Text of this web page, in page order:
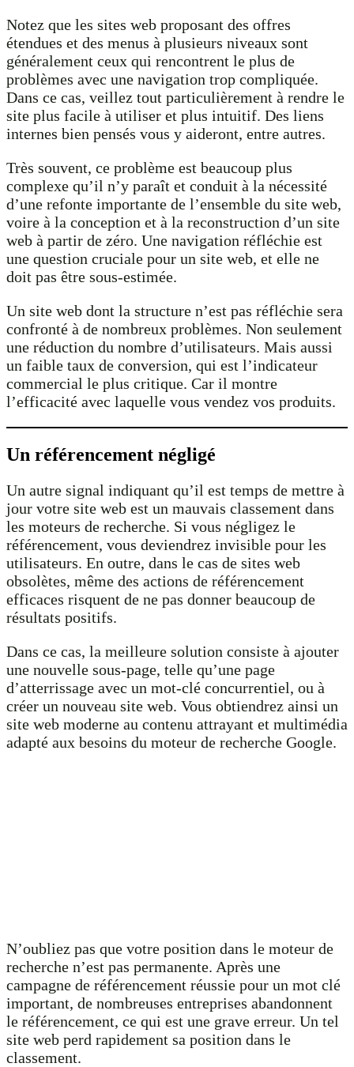
Notez que les sites web proposant des offres
étendues et des menus à plusieurs niveaux sont
généralement ceux qui rencontrent le plus de
problèmes avec une navigation trop compliquée.
Dans ce cas, veillez tout particulièrement à rendre le
site plus facile à utiliser et plus intuitif. Des liens
internes bien pensés vous y aideront, entre autres.
Très souvent, ce problème est beaucoup plus
complexe qu’il n’y paraît et conduit à la nécessité
d’une refonte importante de l’ensemble du site web,
voire à la conception et à la reconstruction d’un site
web à partir de zéro. Une navigation réfléchie est
une question cruciale pour un site web, et elle ne
doit pas être sous-estimée.
Un site web dont la structure n’est pas réfléchie sera
confronté à de nombreux problèmes. Non seulement
une réduction du nombre d’utilisateurs. Mais aussi
un faible taux de conversion, qui est l’indicateur
commercial le plus critique. Car il montre
l’efficacité avec laquelle vous vendez vos produits.
Un référencement négligé
Un autre signal indiquant qu’il est temps de mettre à
jour votre site web est un mauvais classement dans
les moteurs de recherche. Si vous négligez le
référencement, vous deviendrez invisible pour les
utilisateurs. En outre, dans le cas de sites web
obsolètes, même des actions de référencement
efficaces risquent de ne pas donner beaucoup de
résultats positifs.
Dans ce cas, la meilleure solution consiste à ajouter
une nouvelle sous-page, telle qu’une page
d’atterrissage avec un mot-clé concurrentiel, ou à
créer un nouveau site web. Vous obtiendrez ainsi un
site web moderne au contenu attrayant et multimédia
adapté aux besoins du moteur de recherche Google.
N’oubliez pas que votre position dans le moteur de
recherche n’est pas permanente. Après une
campagne de référencement réussie pour un mot clé
important, de nombreuses entreprises abandonnent
le référencement, ce qui est une grave erreur. Un tel
site web perd rapidement sa position dans le
classement.